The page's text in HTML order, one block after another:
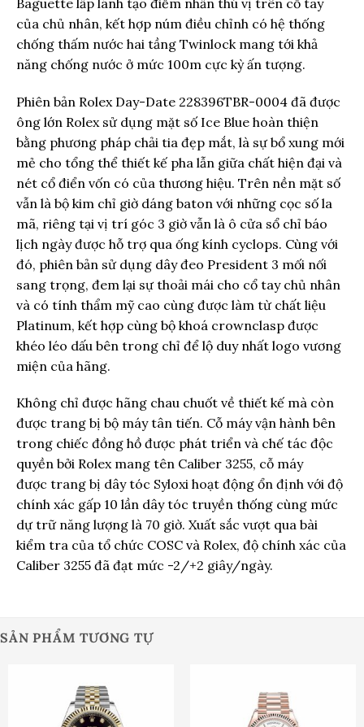
của chủ nhân, kết hợp núm điều chỉnh có hệ thống
chống thấm nước hai tầng Twinlock mang tới khả
năng chống nước ở mức 100m cực kỳ ấn tượng.
Phiên bản Rolex Day-Date 228396TBR-0004 đã được
ông lớn Rolex sử dụng mặt số Ice Blue hoàn thiện
bằng phương pháp chải tia đẹp mắt, là sự bổ xung mới
mẻ cho tổng thể thiết kế pha lẫn giữa chất hiện đại và
nét cổ điển vốn có của thương hiệu. Trên nền mặt số
vẫn là bộ kim chỉ giờ dáng baton với những cọc số la
mã, riêng tại vị trí góc 3 giờ vẫn là ô cửa sổ chỉ báo
lịch ngày được hỗ trợ qua ống kính cyclops. Cùng với
đó, phiên bản sử dụng dây đeo President 3 mối nối
sang trọng, đem lại sự thoải mái cho cổ tay chủ nhân
và có tính thẩm mỹ cao cùng được làm từ chất liệu
Platinum, kết hợp cùng bộ khoá crownclasp được
khéo léo dấu bên trong chỉ để lộ duy nhất logo vương
miện của hãng.
Không chỉ được hãng chau chuốt về thiết kế mà còn
được trang bị bộ máy tân tiến. Cỗ máy vận hành bên
trong chiếc đồng hồ được phát triển và chế tác độc
quyền bởi Rolex mang tên Caliber 3255, cỗ máy
được trang bị dây tóc Syloxi hoạt động ổn định với độ
chính xác gấp 10 lần dây tóc truyền thống cùng mức
dự trữ năng lượng là 70 giờ. Xuất sắc vượt qua bài
kiểm tra của tổ chức COSC và Rolex, độ chính xác của
Caliber 3255 đã đạt mức -2/+2 giây/ngày.
SẢN PHẨM TƯƠNG TỰ